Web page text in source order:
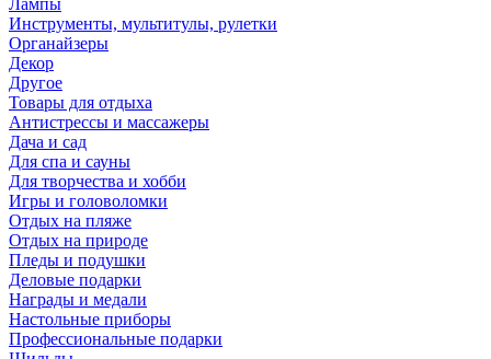
Лампы
Инструменты, мультитулы, рулетки
Органайзеры
Декор
Другое
Товары для отдыха
Антистрессы и массажеры
Дача и сад
Для спа и сауны
Для творчества и хобби
Игры и головоломки
Отдых на пляже
Отдых на природе
Пледы и подушки
Деловые подарки
Награды и медали
Настольные приборы
Профессиональные подарки